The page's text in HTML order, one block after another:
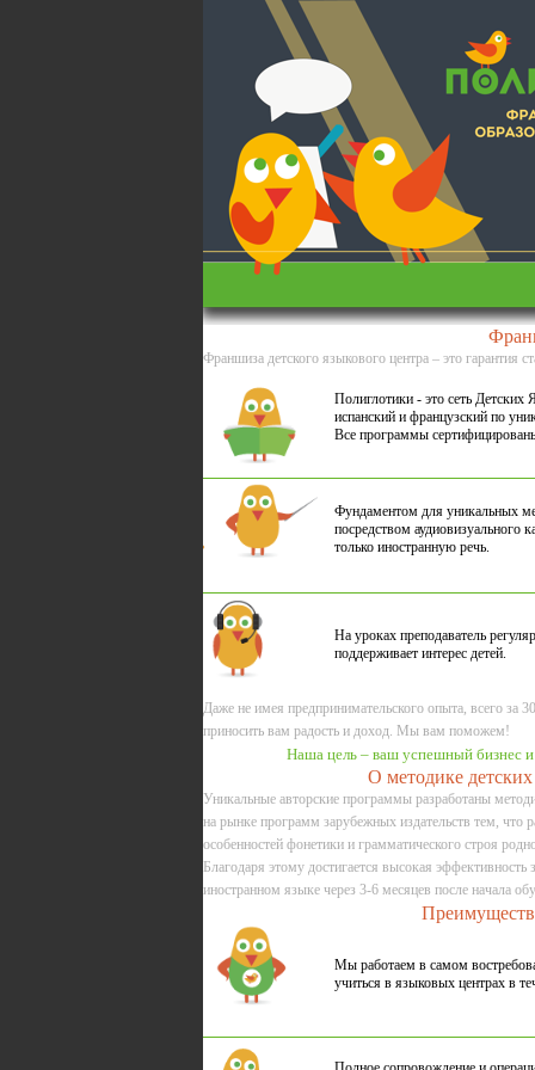
Франшиза детского языкового центра – это гарантия
Полиглотики - это сеть Детских
испанский и французский по
Все программы
Фундаментом для уникальных
посредством аудиовизуального
только иностранную речь.
На уроках преподаватель
поддерживает интерес детей.
Даже не имея предпринимательского опыта, всего за
приносить вам радость и доход. Мы вам поможем!
Наша цель – ваш успешный бизнес
О методике
Уникальные авторские программы разработаны
на рынке программ зарубежных издательств тем, что
особенностей фонетики и грамматического строя
Благодаря этому достигается высокая
иностранном языке через 3-6 месяцев после начала
Мы работаем в самом
учиться в языковых центрах в